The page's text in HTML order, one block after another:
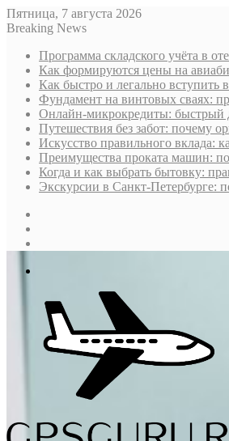
Пятница, 7 августа 2026
Breaking News
Программа складского учёта в
Как формируются цены на
Как быстро и легально
Фундамент на винтовых сваях:
Онлайн-микрокредиты: быстрый
Путешествия без забот: почему
Искусство правильного вклада:
Преимущества проката машин:
Когда и как выбрать бытовку:
Экскурсии в Санкт-Петербурге: